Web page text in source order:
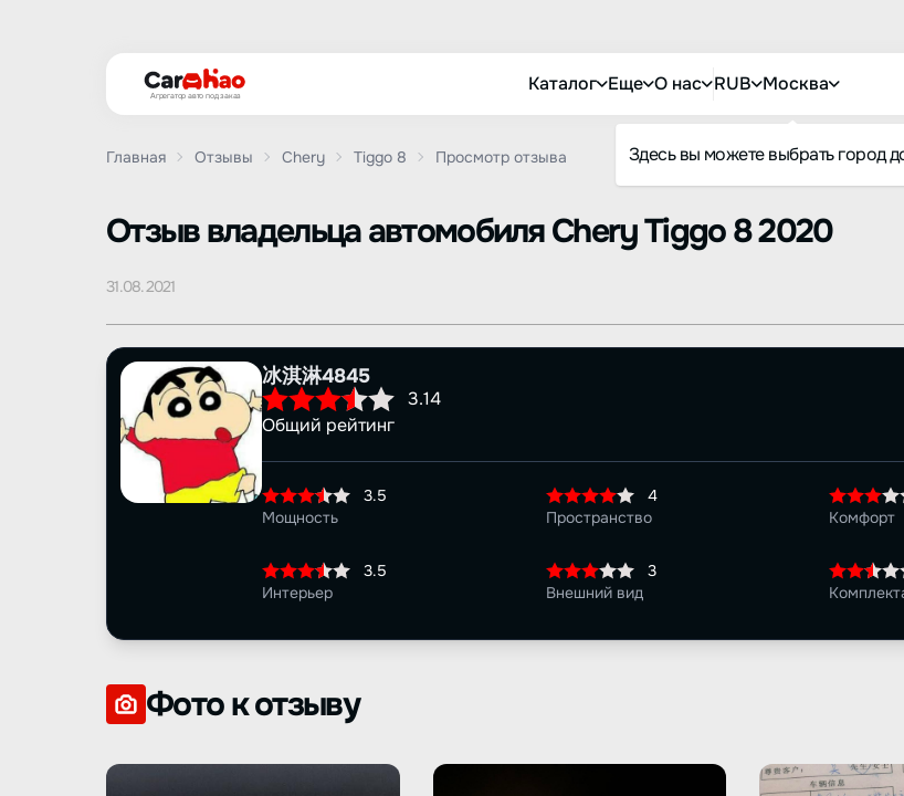
Агрегатор авто под заказ
Каталог Еще О нас RUB Москва
Здесь вы можете выбрать город
Главная Отзывы Chery Tiggo 8 Просмотр отзыва
Oтзыв владельца автомобиляChery Tiggo 8 2020
31.08.2021
冰淇淋4845
3.14
Общий рейтинг
3.5
Мощность
4
Пространство
Комфорт
3.5
Интерьер
3
Внешний вид
Фото к отзыву